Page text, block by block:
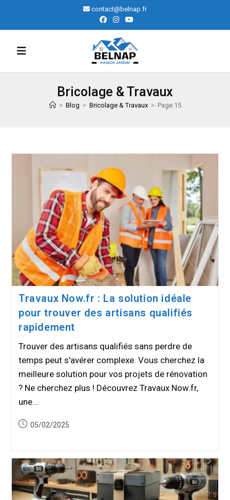
content
contact@belnap.fr
Bricolage & Travaux
> Blog > Bricolage & Travaux > Page 15
Travaux Now.fr : La solution idéale
pour trouver des artisans qualifiés
rapidement
Trouver des artisans qualifiés sans perdre de
temps peut s'avérer complexe. Vous cherchez la
meilleure solution pour vos projets de rénovation
? Ne cherchez plus ! Découvrez Travaux Now.fr,
une…
Publication
05/02/2025